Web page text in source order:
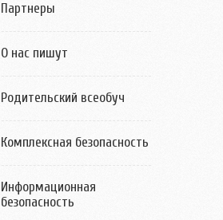
Партнеры
О нас пишут
Родительский всеобуч
Комплексная безопасность
Информационная
безопасность